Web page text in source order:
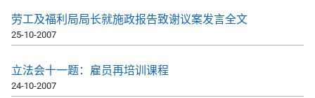
劳工及福利局局长就施政报告致谢议案发言全文
25-10-2007
立法会十一题：雇员再培训课程
24-10-2007